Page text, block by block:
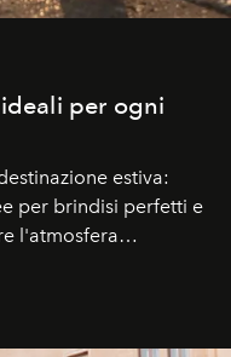
per ogni
estiva:
per brindisi perfetti e
l'atmosfera